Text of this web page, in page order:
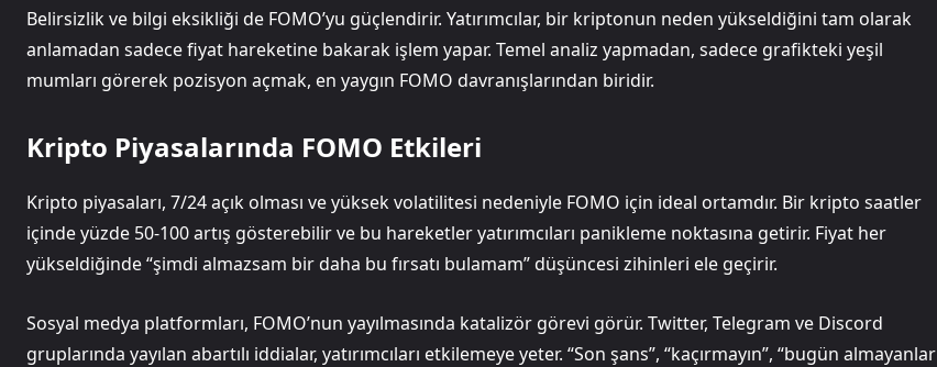
Belirsizlik ve bilgi eksikliği de FOMO’yu güçlendirir. Yatırımcılar, bir kriptonun neden yükseldiğini tam olarak
anlamadan sadece fiyat hareketine bakarak işlem yapar. Temel analiz yapmadan, sadece grafikteki yeşil
mumları görerek pozisyon açmak, en yaygın FOMO davranışlarından biridir.
Kripto Piyasalarında FOMO Etkileri
Kripto piyasaları, 7/24 açık olması ve yüksek volatilitesi nedeniyle FOMO için ideal ortamdır. Bir kripto saatler
içinde yüzde 50-100 artış gösterebilir ve bu hareketler yatırımcıları panikleme noktasına getirir. Fiyat her
yükseldiğinde “şimdi almazsam bir daha bu fırsatı bulamam” düşüncesi zihinleri ele geçirir.
Sosyal medya platformları, FOMO’nun yayılmasında katalizör görevi görür. Twitter, Telegram ve Discord
gruplarında yayılan abartılı iddialar, yatırımcıları etkilemeye yeter. “Son şans”, “kaçırmayın”, “bugün almayanlar